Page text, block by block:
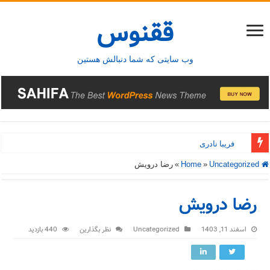
ققنوس
وب سایتی که شما دنبالش هستین
فریبا نادری
فریدونشهر
» Uncategorized
» رضا درویش
رضا درویش
اسفند 11, 1403 Uncategorized نظر بگذارین 440 بازدید